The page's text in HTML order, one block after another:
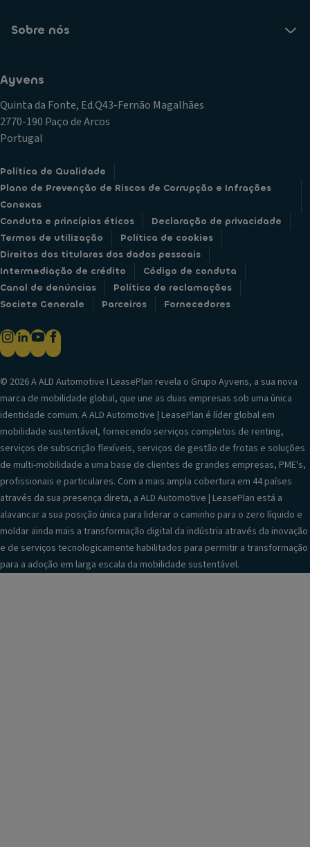
Sobre nós
Ayvens
Quinta da Fonte, Ed.Q43-Fernão Magalhães
2770-190 Paço de Arcos
Portugal
Política de Qualidade
Plano de Prevenção de Riscos de Corrupção e Infrações
Conexas
Conduta e princípios éticos
Declaração de privacidade
Termos de utilização
Política de cookies
Direitos dos titulares dos dados pessoais
Intermediação de crédito
Código de conduta
Canal de denúncias
Política de reclamações
Societe Generale
Parceiros Fornecedores
© 2026 A ALD Automotive I LeasePlan revela o Grupo Ayvens, a sua nova
marca de mobilidade global, que une as duas empresas sob uma única
identidade comum. A ALD Automotive | LeasePlan é líder global em
mobilidade sustentável, fornecendo serviços completos de renting,
serviços de subscrição flexíveis, serviços de gestão de frotas e soluções
de multi-mobilidade a uma base de clientes de grandes empresas, PME's,
profissionais e particulares. Com a mais ampla cobertura em 44 países
através da sua presença direta, a ALD Automotive | LeasePlan está a
alavancar a sua posição única para liderar o caminho para o zero líquido e
moldar ainda mais a transformação digital da indústria através da inovação
e de serviços tecnologicamente habilitados para permitir a transformação
para a adoção em larga escala da mobilidade sustentável.